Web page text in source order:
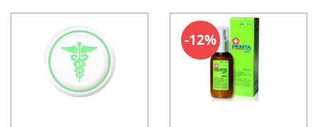
PIUME
J
su PARAKITO
BRACCIALE
RICARICA2PZ
12%